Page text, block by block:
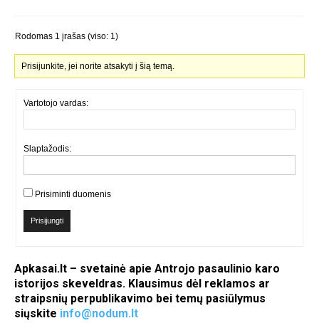
Rodomas 1 įrašas (viso: 1)
Prisijunkite, jei norite atsakyti į šią temą.
Vartotojo vardas:
Slaptažodis:
Prisiminti duomenis
Prisijungti
Apkasai.lt – svetainė apie Antrojo pasaulinio karo
istorijos skeveldras. Klausimus dėl reklamos ar
straipsnių perpublikavimo bei temų pasiūlymus
siųskite info@nodum.lt